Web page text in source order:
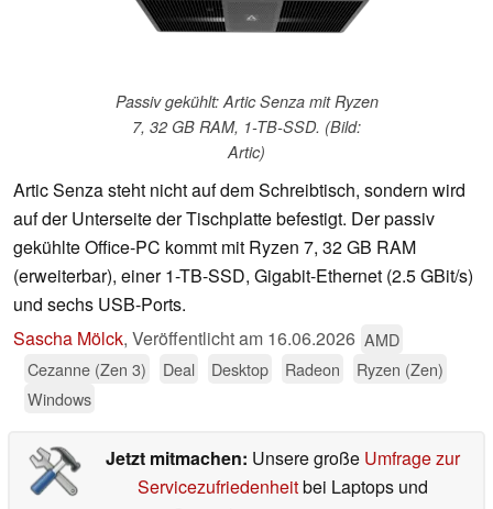
Passiv gekühlt: Artic Senza mit Ryzen
7, 32 GB RAM, 1-TB-SSD. (Bild:
Artic)
Artic Senza steht nicht auf dem Schreibtisch, sondern wird
auf der Unterseite der Tischplatte befestigt. Der passiv
gekühlte Office-PC kommt mit Ryzen 7, 32 GB RAM
(erweiterbar), einer 1-TB-SSD, Gigabit-Ethernet (2.5 GBit/s)
und sechs USB-Ports.
Sascha Mölck, Veröffentlicht am 16.06.2026 AMD
Cezanne (Zen 3)
Deal Desktop Radeon
Ryzen (Zen)
Windows
Jetzt mitmachen: Unsere große Umfrage zur
Servicezufriedenheitbei Laptops und